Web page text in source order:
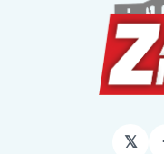
𝕏